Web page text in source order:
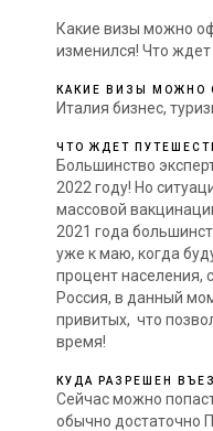
Какие визы можно
изменился! Что ждет
КАКИЕ ВИЗЫ МОЖНО
Италия бизнес,
ЧТО ЖДЕТ
Большинство
2022 году! Но
массовой
2021 года
уже к маю, когда
процент населения,
Россия, в данный
привитых, что
время!
КУДА РАЗРЕШЕН
Сейчас можно
обычно достаточно